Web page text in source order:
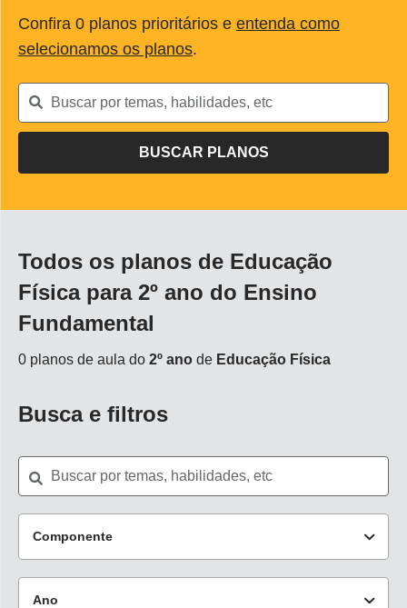
Confira 0 planos prioritários e entenda como
selecionamos os planos.
Todos os planos de Educação
Física para 2º ano do Ensino
Fundamental
0 planos de aula do 2º ano de Educação Física
Busca e filtros
Componente
(0)
Ano